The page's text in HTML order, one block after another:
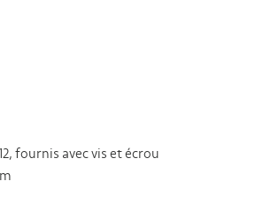
fournis avec vis et écrou